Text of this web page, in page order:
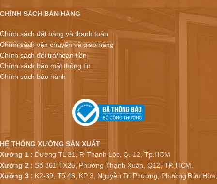
CHÍNH SÁCH BÁN HÀNG
Chính sách đặt hàng và thanh toán
Chính sách vận chuyển và giao hàng
Chính sách đổi trả/hoàn tiền
Chính sách bảo mật thông tin
Chính sách bảo hành
HỆ THỐNG XƯỞNG SẢN XUẤT
Xưởng 1 : Đường TL 31, P. Thạnh Lộc, Q. 12, Tp.HCM
Xưởng 2 : Số 361 TX25, Phường Thạnh Xuân, Q12, TP. HCM.
Xưởng 3 : K2-39, Tổ 48, KP 3, Nguyễn Tri Phương, Phường Bửu Hòa,